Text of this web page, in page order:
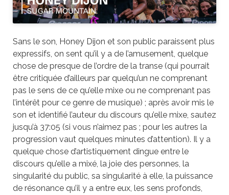
Sans le son, Honey Dijon et son public paraissent plus
expressifs, on sent qu’il y a de l’amusement, quelque
chose de presque de l’ordre de la transe (qui pourrait
être critiquée d’ailleurs par quelqu’un ne comprenant
pas le sens de ce qu’elle mixe ou ne comprenant pas
l’intérêt pour ce genre de musique) ; après avoir mis le
son et identifié l’auteur du discours qu’elle mixe, sautez
jusqu’à 37:05 (si vous n’aimez pas ; pour les autres la
progression vaut quelques minutes d’attention). Il y a
quelque chose d’artistiquement dingue entre le
discours qu’elle a mixé, la joie des personnes, la
singularité du public, sa singularité à elle, la puissance
de résonance qu’il y a entre eux, les sens profonds,